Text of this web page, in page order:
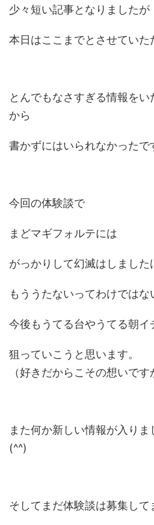
少々短い記事となりましたが
本日はここまでとさせていた
とんでもなさすぎる情報を
から
書かずにはいられなかったで
今回の体験談で
まどマギフォルテには
がっかりして幻滅はしました
もううたないってわけではな
今後もうてる台やうてる朝イ
狙っていこうと思います。
（好きだからこその想いです
また何か新しい情報が入り
(^^)
そしてまだ体験談は募集して